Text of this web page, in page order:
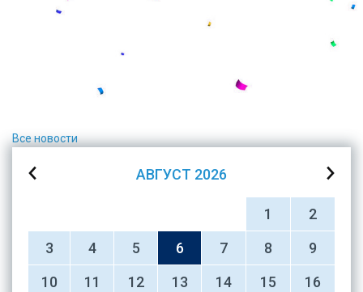
Все новости
АВГУСТ 2026
1
2
3
4 5 6 7 8
9
10
11 12 13 14 15
16